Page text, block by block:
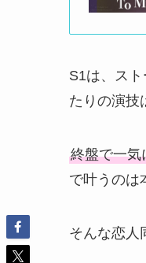
S1は、ス
たりの演技
終盤で一気
で叶うのは
そんな恋人